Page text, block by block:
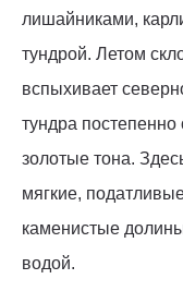
лишайниками,
тундрой. Летом
вспыхивает
тундра
золотые тона.
мягкие,
каменистые
водой.